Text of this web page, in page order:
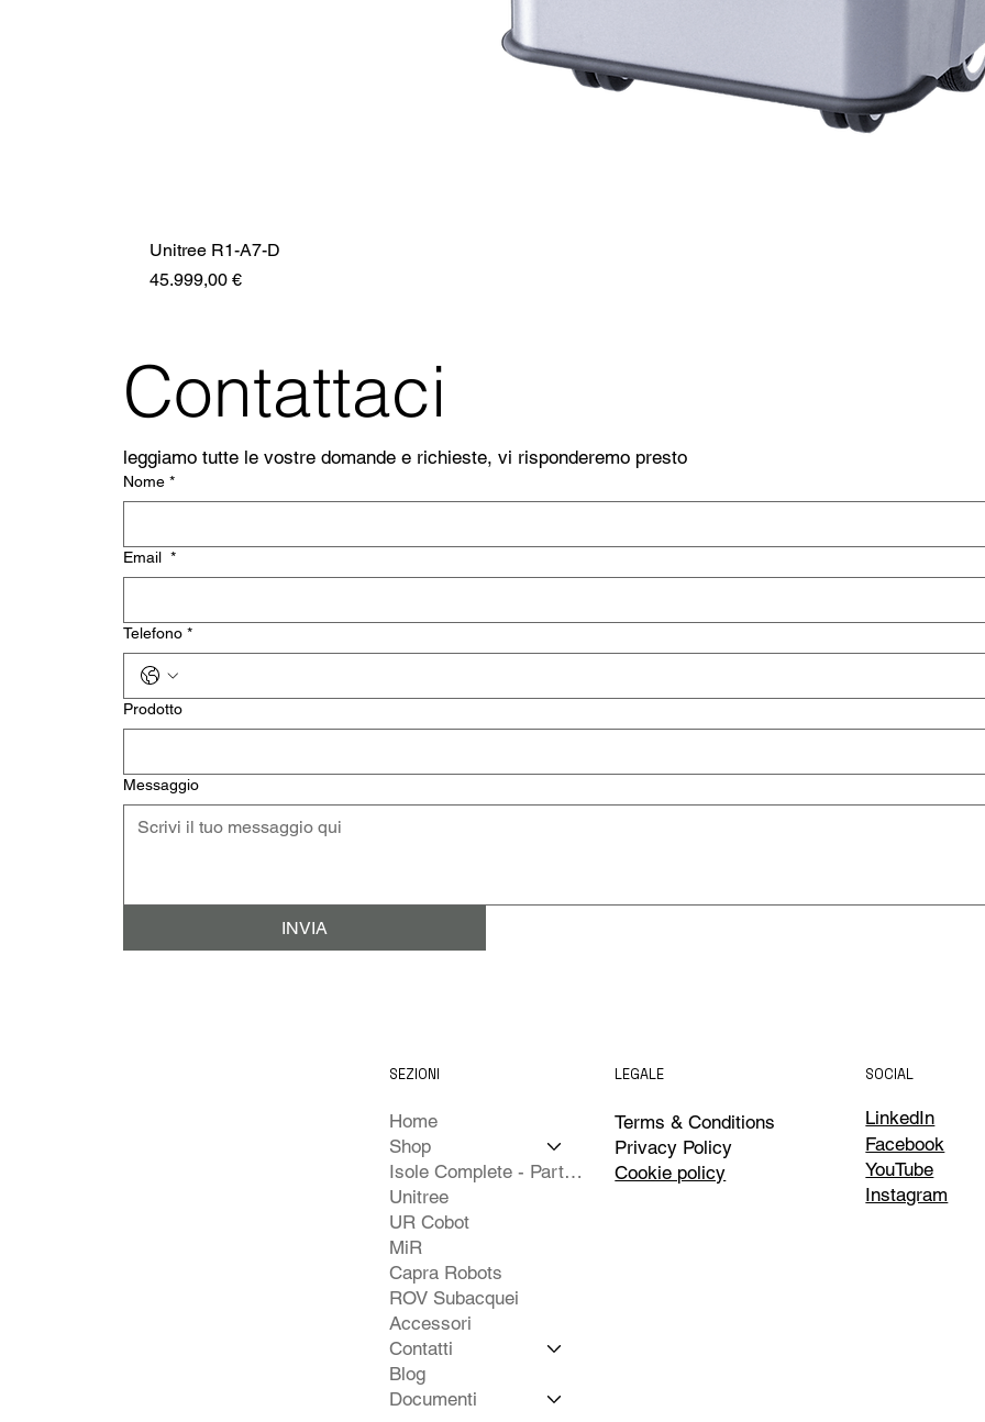
Unitree R1-A7-D
Prezzo
45.999,00 €
Contattaci
leggiamo tutte le vostre domande e richieste, vi risponderemo presto
Nome *
Email *
Telefono *
Prodotto
Messaggio
INVIA
SEZIONI
Home
Shop
Isole Complete - Partner
Unitree
UR Cobot
MiR
Capra Robots
ROV Subacquei
Accessori
Contatti
Blog
Documenti
LEGALE
Terms & Conditions
Privacy Policy
Cookie policy
SOCIAL
LinkedIn
Facebook
YouTube
Instagram